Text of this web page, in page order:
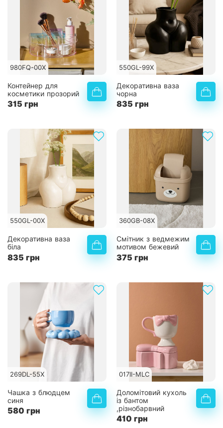
980FQ-00X
Контейнер для
косметики прозорий
315 грн
550GL-99X
Декоративна ваза
чорна
835 грн
550GL-00X
Декоративна ваза
біла
835 грн
360GB-08X
Смітник з ведмежим
мотивом бежевий
375 грн
269DL-55X
Чашка з блюдцем
синя
580 грн
017II-MLC
Доломітовий кухоль
із бантом
,різнобарвний
410 грн